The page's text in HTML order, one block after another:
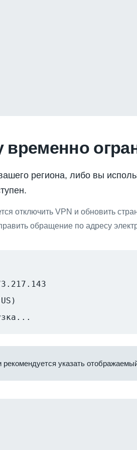
временно
региона, либо вы
отключить VPN и обновить
обращение по адресу
указать